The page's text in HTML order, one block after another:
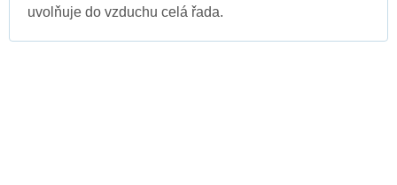
uvolňuje do vzduchu celá řada.